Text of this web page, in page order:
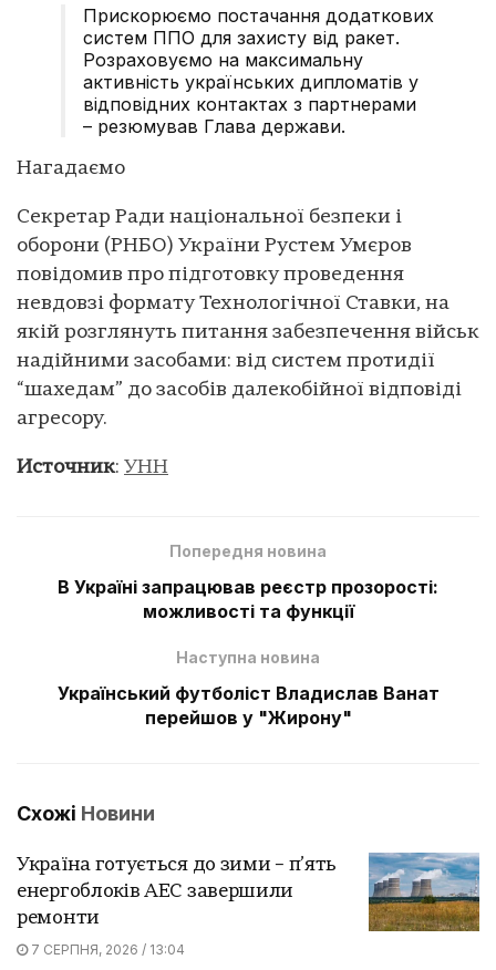
Прискорюємо постачання додаткових
систем ППО для захисту від ракет.
Розраховуємо на максимальну
активність українських дипломатів у
відповідних контактах з партнерами
– резюмував Глава держави.
Нагадаємо
Секретар Ради національної безпеки і
оборони (РНБО) України Рустем Умєров
повідомив про підготовку проведення
невдовзі формату Технологічної Ставки, на
якій розглянуть питання забезпечення військ
надійними засобами: від систем протидії
“шахедам” до засобів далекобійної відповіді
агресору.
Источник: УНН
Попередня новина
В Україні запрацював реєстр прозорості:
можливості та функції
Наступна новина
Український футболіст Владислав Ванат
перейшов у "Жирону"
Схожі Новини
Україна готується до зими – п’ять
енергоблоків АЕС завершили
ремонти
7 СЕРПНЯ, 2026 / 13:04